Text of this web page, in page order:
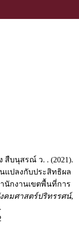
สืบนุสรณ์ ว. . (2021).
แปลงกับประสิทธิผล
นักงานเขตพื้นที่การ
คมศาสตร์ปริทรรศน์,